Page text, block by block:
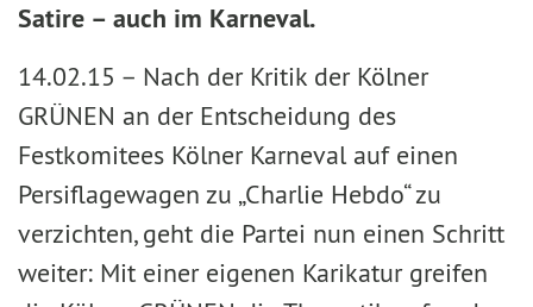
Satire – auch im Karneval.
14.02.15 – Nach der Kritik der Kölner
GRÜNEN an der Entscheidung des
Festkomitees Kölner Karneval auf einen
Persiflagewagen zu „Charlie Hebdo“ zu
verzichten, geht die Partei nun einen Schritt
weiter: Mit einer eigenen Karikatur greifen